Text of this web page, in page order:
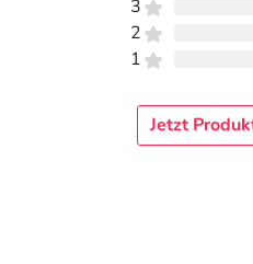
3
2
1
Jetzt